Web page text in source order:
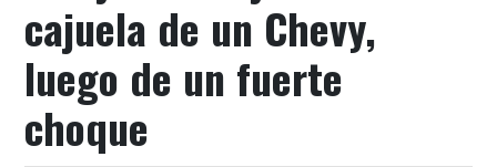
cajuela de un Chevy,
luego de un fuerte
choque